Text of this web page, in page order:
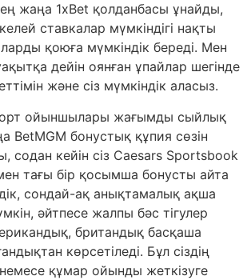
жаңа 1xBet қолданбасы ұнайды,
ставкалар мүмкіндігі нақты
қоюға мүмкіндік береді. Мен
дейін оянған ұпайлар шегінде
және сіз мүмкіндік аласыз.
ойыншылары жағымды сыйлық
BetMGM бонустық құпия сөзін
содан кейін сіз Caesars Sportsbook
тағы бір қосымша бонусты айта
сондай-ақ анықтамалық ақша
әйтпесе жалпы бәс тігулер
британдық басқаша
көрсетіледі. Бұл сіздің
құмар ойынды жеткізуге